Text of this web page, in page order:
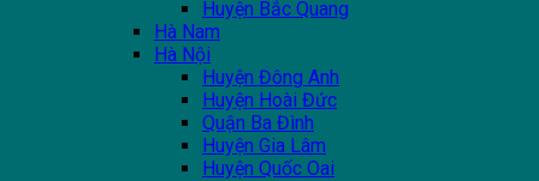
Huyện Bắc Quang
Hà Nam
Hà Nội
Huyện Đông Anh
Huyện Hoài Đức
Quận Ba Đình
Huyện Gia Lâm
Huyện Quốc Oai